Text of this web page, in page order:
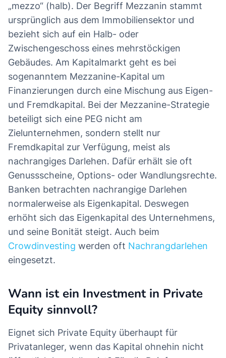
„mezzo“ (halb). Der Begriff Mezzanin stammt
ursprünglich aus dem Immobiliensektor und
bezieht sich auf ein Halb- oder
Zwischengeschoss eines mehrstöckigen
Gebäudes. Am Kapitalmarkt geht es bei
sogenanntem Mezzanine-Kapital um
Finanzierungen durch eine Mischung aus Eigen-
und Fremdkapital. Bei der Mezzanine-Strategie
beteiligt sich eine PEG nicht am
Zielunternehmen, sondern stellt nur
Fremdkapital zur Verfügung, meist als
nachrangiges Darlehen. Dafür erhält sie oft
Genussscheine, Options- oder Wandlungsrechte.
Banken betrachten nachrangige Darlehen
normalerweise als Eigenkapital. Deswegen
erhöht sich das Eigenkapital des Unternehmens,
und seine Bonität steigt. Auch beim
Crowdinvesting werden oft Nachrangdarlehen
eingesetzt.
Wann ist ein Investment in Private
Equity sinnvoll?
Eignet sich Private Equity überhaupt für
Privatanleger, wenn das Kapital ohnehin nicht